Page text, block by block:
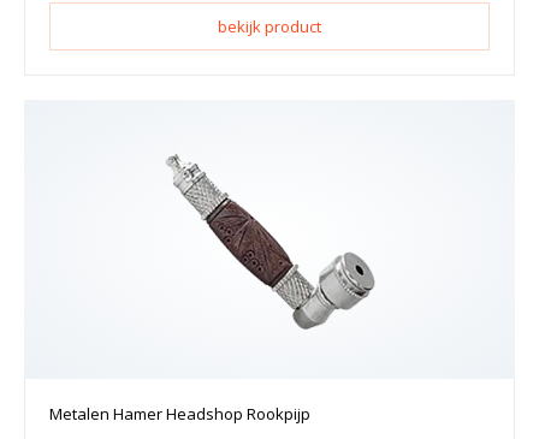
bekijk product
Metalen Hamer Headshop Rookpijp